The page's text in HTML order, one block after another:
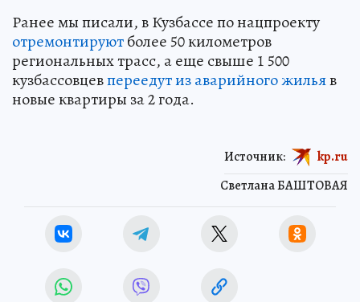
Ранее мы писали, в Кузбассе по нацпроекту
отремонтируютболее 50 километров
региональных трасс, а еще свыше 1 500
кузбассовцевпереедут из аварийного жильяв
новые квартиры за 2 года.
Светлана БАШТОВАЯ
Источник: kp.ru